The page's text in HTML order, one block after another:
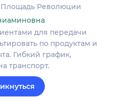
Площадь Революции
для передачи
по продуктам и
Гибкий график,
транспорт.